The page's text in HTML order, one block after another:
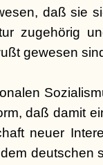
daß sie
zugehörig
gewesen
daß damit
neuer
deutschen